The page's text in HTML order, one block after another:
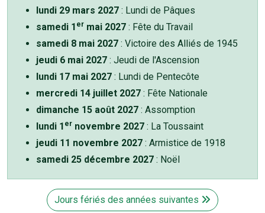
lundi 29 mars 2027 : Lundi de Pâques
samedi 1 er mai 2027 : Fête du Travail
samedi 8 mai 2027 : Victoire des Alliés de 1945
jeudi 6 mai 2027 : Jeudi de l'Ascension
lundi 17 mai 2027 : Lundi de Pentecôte
mercredi 14 juillet 2027 : Fête Nationale
dimanche 15 août 2027 : Assomption
lundi 1 er novembre 2027 : La Toussaint
jeudi 11 novembre 2027 : Armistice de 1918
samedi 25 décembre 2027 : Noël
Jours fériés des années suivantes